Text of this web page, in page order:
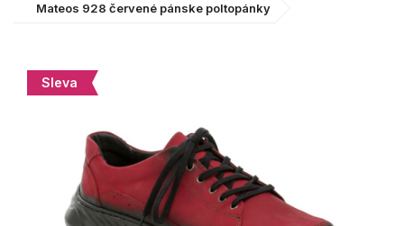
Mateos 928 červené pánske poltopánky
Sleva